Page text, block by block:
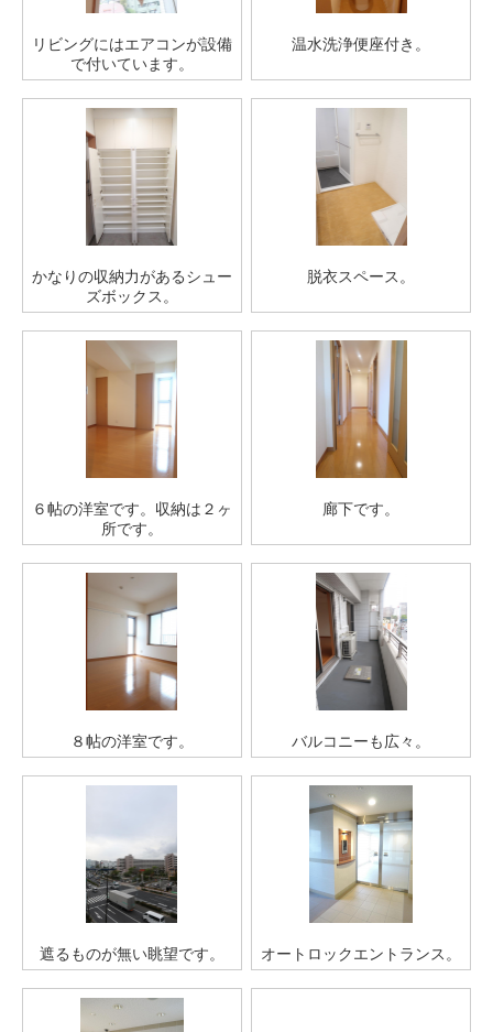
リビングにはエアコンが設備
で付いています。
温水洗浄便座付き。
かなりの収納力があるシュー
ズボックス。
脱衣スペース。
６帖の洋室です。収納は２ヶ
所です。
廊下です。
８帖の洋室です。 バルコニーも広々。
遮るものが無い眺望です。 オートロックエントランス。